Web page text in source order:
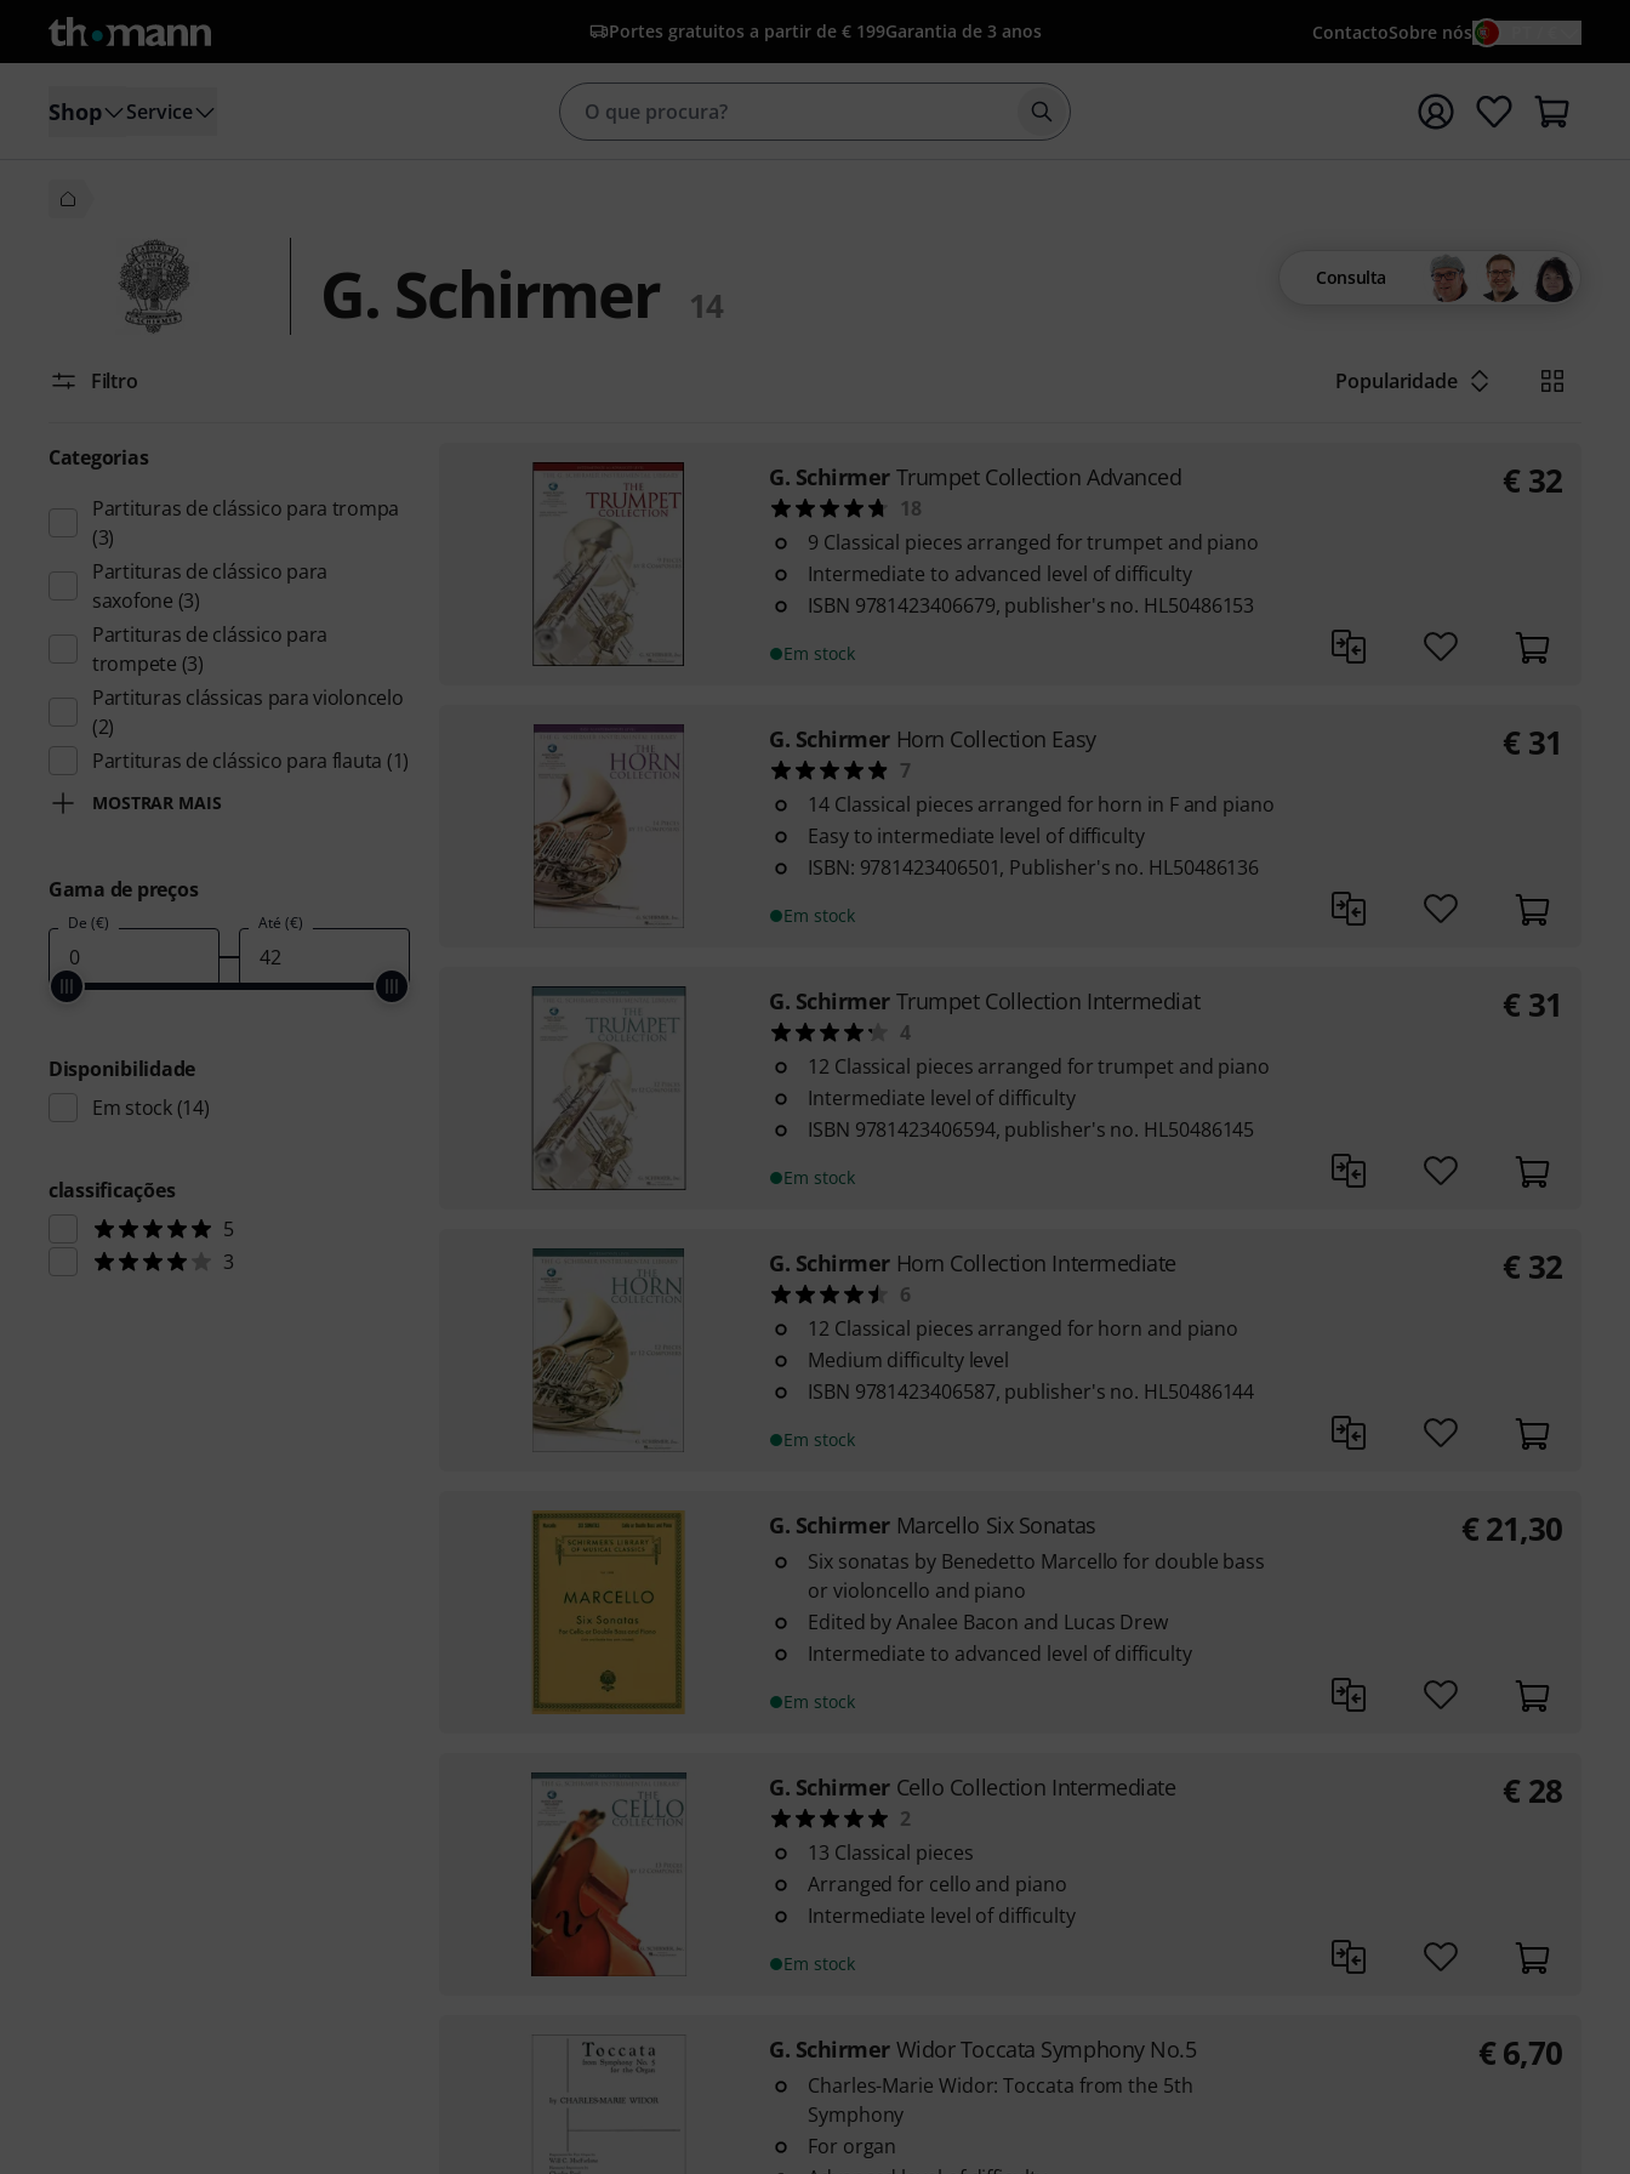
Portes gratuitos a partir de € 199Garantia de 3 anos ContactoSobre nós
Shop Service Iniciar pesquisa com o termo de pesquisa {searchTerm}
G. Schirmer 14
Consulta
Filtro Popularidade
Categorias
Partituras de clássico para trompa
(3)
Partituras de clássico para
saxofone (3)
Partituras de clássico para
trompete (3)
Partituras clássicas para violoncelo
(2)
Partituras de clássico para flauta (1)
MOSTRAR MAIS
Gama de preços
De (€) Até (€)
Disponibilidade
Em stock(14)
classificações
5
3
G. Schirmer Trumpet Collection Advanced
18
9 Classical pieces arranged for trumpet and piano
Intermediate to advanced level of difficulty
ISBN 9781423406679, publisher's no. HL50486153
Em stock
€ 32
G. Schirmer Horn Collection Easy
7
14 Classical pieces arranged for horn in F and piano
Easy to intermediate level of difficulty
ISBN: 9781423406501, Publisher's no. HL50486136
Em stock
€ 31
G. Schirmer Trumpet Collection Intermediat
4
12 Classical pieces arranged for trumpet and piano
Intermediate level of difficulty
ISBN 9781423406594, publisher's no. HL50486145
Em stock
€ 31
G. Schirmer Horn Collection Intermediate
6
12 Classical pieces arranged for horn and piano
Medium difficulty level
ISBN 9781423406587, publisher's no. HL50486144
Em stock
€ 32
G. Schirmer Marcello Six Sonatas
Six sonatas by Benedetto Marcello for double bass
or violoncello and piano
Edited by Analee Bacon and Lucas Drew
Intermediate to advanced level of difficulty
Em stock
€ 21,30
G. Schirmer Cello Collection Intermediate
2
13 Classical pieces
Arranged for cello and piano
Intermediate level of difficulty
Em stock
€ 28
G. Schirmer Widor Toccata Symphony No.5
Charles-Marie Widor: Toccata from the 5th
Symphony
For organ
€6,70